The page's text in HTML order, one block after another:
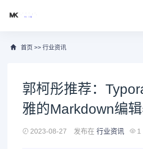
首页 >> 行业资讯
郭柯彤推荐：
雅的Markdown编
2023-08-27 发布在 行业资讯 1